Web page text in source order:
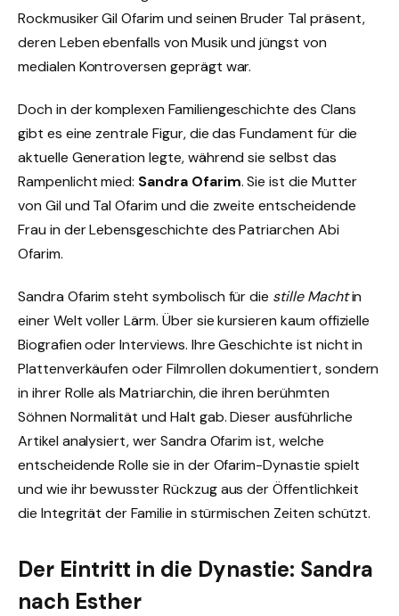
Rockmusiker Gil Ofarim und seinen Bruder Tal präsent,
deren Leben ebenfalls von Musik und jüngst von
medialen Kontroversen geprägt war.
Doch in der komplexen Familiengeschichte des Clans
gibt es eine zentrale Figur, die das Fundament für die
aktuelle Generation legte, während sie selbst das
Rampenlicht mied: Sandra Ofarim. Sie ist die Mutter
von Gil und Tal Ofarim und die zweite entscheidende
Frau in der Lebensgeschichte des Patriarchen Abi
Ofarim.
Sandra Ofarim steht symbolisch für die stille Machtin
einer Welt voller Lärm. Über sie kursieren kaum offizielle
Biografien oder Interviews. Ihre Geschichte ist nicht in
Plattenverkäufen oder Filmrollen dokumentiert, sondern
in ihrer Rolle als Matriarchin, die ihren berühmten
Söhnen Normalität und Halt gab. Dieser ausführliche
Artikel analysiert, wer Sandra Ofarim ist, welche
entscheidende Rolle sie in der Ofarim-Dynastie spielt
und wie ihr bewusster Rückzug aus der Öffentlichkeit
die Integrität der Familie in stürmischen Zeiten schützt.
Der Eintritt in die Dynastie: Sandra
nach Esther